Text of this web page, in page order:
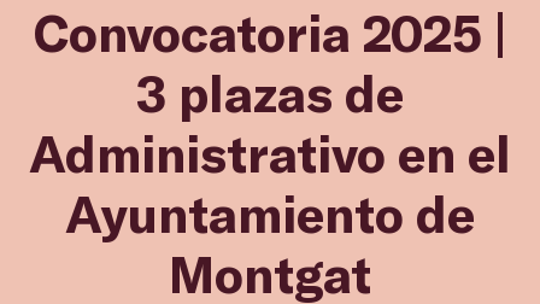
Convocatoria 2025 |
3 plazas de
Administrativo en el
Ayuntamiento de
Montgat